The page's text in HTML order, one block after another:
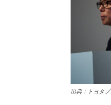
出典：トヨタ